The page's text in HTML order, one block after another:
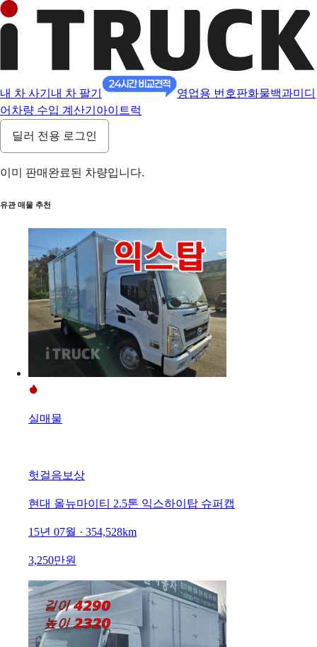
내 차 사기 내 차 팔기 영업용 번호판화물백과미디
어 차량 수입 계산기 아이트럭
딜러 전용 로그인
이미 판매완료된 차량입니다.
유관 매물 추천
실매물
헛걸음보상
현대 올뉴마이티 2.5톤 익스하이탑 슈퍼캡
15년 07월 · 354,528km
3,250만원